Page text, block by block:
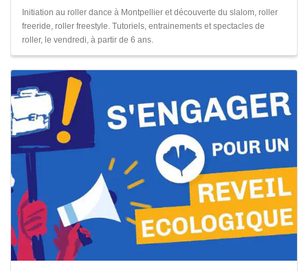
Initiation au roller dance à Montpellier et découverte du slalom, roller
freeride, roller freestyle. Tutoriels, entrainements et spectacles de
roller, le vendredi, à partir de 6 ans.